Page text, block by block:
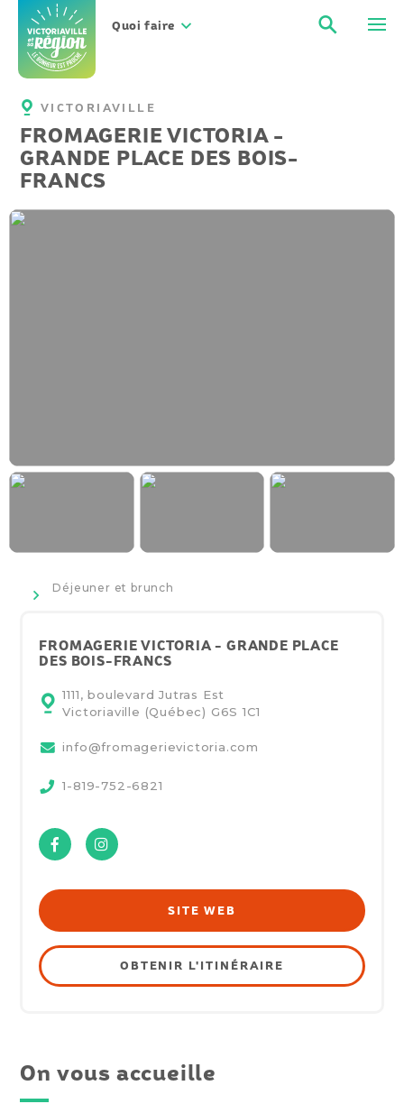
contenu
Quoi faire
VICTORIAVILLE
FROMAGERIE VICTORIA -
GRANDE PLACE DES BOIS-
FRANCS
>
Déjeuner et brunch
FROMAGERIE VICTORIA - GRANDE PLACE
DES BOIS-FRANCS
1111, boulevard Jutras Est
Victoriaville (Québec) G6S 1C1
info@fromagerievictoria.com
1-819-752-6821
FacebookInstagram
SITE WEB
OBTENIR L'ITINÉRAIRE
On vous accueille